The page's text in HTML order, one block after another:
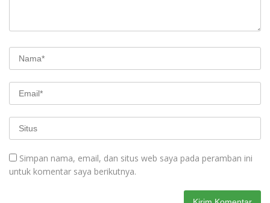
Simpan nama, email, dan situs web saya pada peramban ini
untuk komentar saya berikutnya.